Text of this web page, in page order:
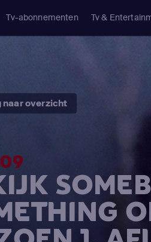
Tv-abonnementen Tv &
naar overzicht